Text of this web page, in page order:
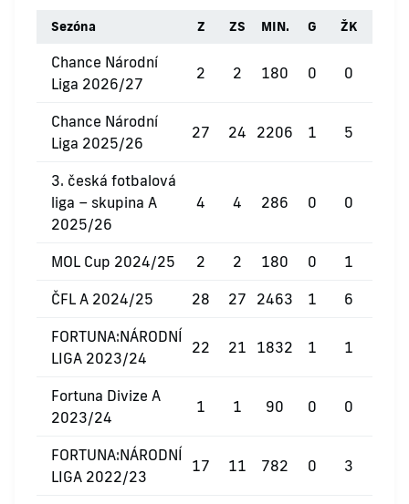
Sezóna Z ZS MIN. G ŽK
Chance Národní
Liga 2026/27
2 2 180 0 0
Chance Národní
Liga 2025/26
27 24 2206 1 5
3. česká fotbalová
liga – skupina A
2025/26
4 4 286 0 0
MOL Cup 2024/25 2 2 180 0 1
ČFL A 2024/25 28 27 2463 1 6
FORTUNA:NÁRODNÍ
LIGA 2023/24
22 21 1832 1 1
Fortuna Divize A
2023/24
1 1 90 0 0
FORTUNA:NÁRODNÍ
LIGA 2022/23
17 11 782 0 3